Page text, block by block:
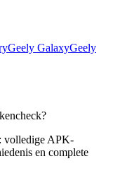
Geely GalaxyGeely
volledige APK-
en complete